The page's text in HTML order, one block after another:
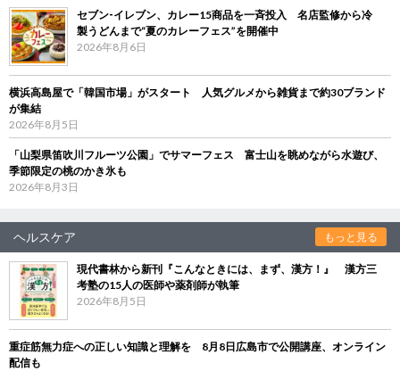
セブン‐イレブン、カレー15商品を一斉投入 名店監修から冷
製うどんまで“夏のカレーフェス”を開催中
2026年8月6日
横浜高島屋で「韓国市場」がスタート 人気グルメから雑貨まで約30ブランド
が集結
2026年8月5日
「山梨県笛吹川フルーツ公園」でサマーフェス 富士山を眺めながら水遊び、
季節限定の桃のかき氷も
2026年8月3日
ヘルスケア もっと見る
現代書林から新刊『こんなときには、まず、漢方！』 漢方三
考塾の15人の医師や薬剤師が執筆
2026年8月5日
重症筋無力症への正しい知識と理解を 8月8日広島市で公開講座、オンライン
配信も